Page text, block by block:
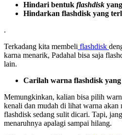
Hindari bentuk flashdisk
Hindarkan flashdisk yang
.
Terkadang kita membeli flashdisk
karna menarik, Padahal bisa saja
lain.
Carilah warna flashdisk
Memungkinkan, kalian bisa pilih
kenali dan mudah di lihat warna akan
flashdisk sedang sulit dicari. Tapi,
menaruhnya apalagi sampai hilang.